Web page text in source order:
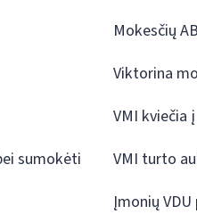
sumokėti
Mokesčių
Viktorina
VMI kviečia
VMI turto
Įmonių